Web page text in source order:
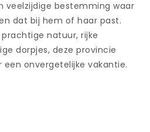
veelzijdige bestemming waar
dat bij hem of haar past.
natuur, rijke
dorpjes, deze provincie
onvergetelijke vakantie.